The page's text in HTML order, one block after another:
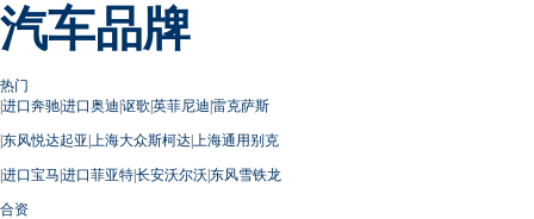
汽车品牌
热门
|进口奔驰|进口奥迪|讴歌|英菲尼迪|雷克萨斯
|东风悦达起亚| 上海大众斯柯达| 上海通用别克
|进口宝马|进口菲亚特|长安沃尔沃|东风雪铁龙
合资